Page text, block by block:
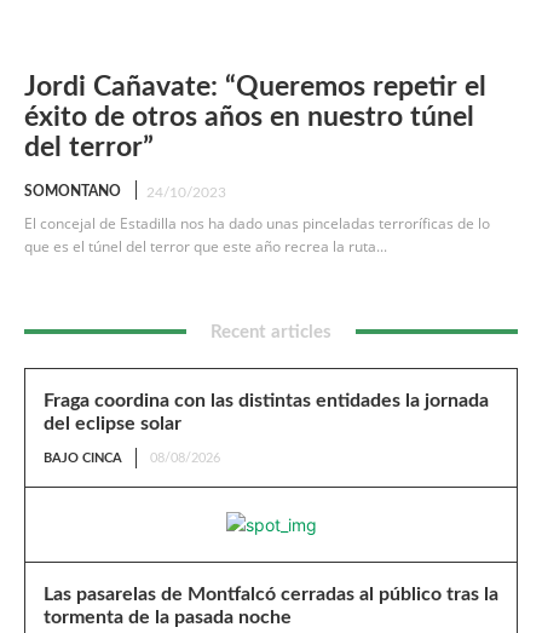
Jordi Cañavate: “Queremos repetir el
éxito de otros años en nuestro túnel
del terror”
SOMONTANO 24/10/2023
El concejal de Estadilla nos ha dado unas pinceladas terroríficas de lo
que es el túnel del terror que este año recrea la ruta...
Recent articles
Fraga coordina con las distintas entidades la jornada
del eclipse solar
BAJO CINCA 08/08/2026
Las pasarelas de Montfalcó cerradas al público tras la
tormenta de la pasada noche